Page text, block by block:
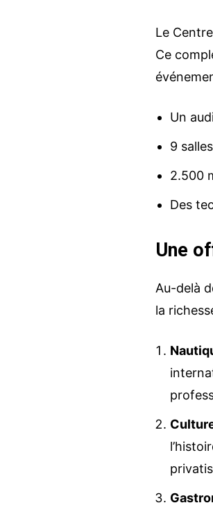
Le
Ce
Un
9
2.500
Des
Une
Au-delà
la